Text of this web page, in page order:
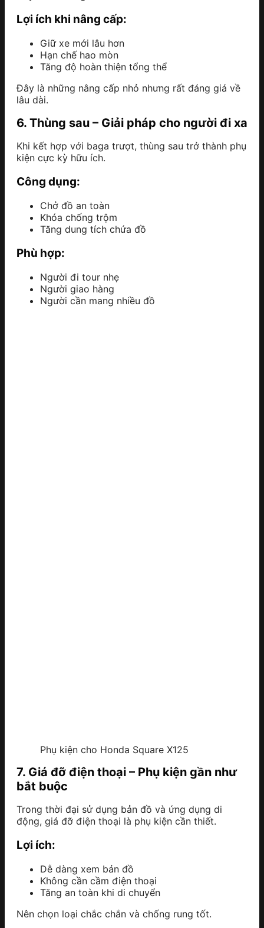
Lợi ích khi nâng cấp:
Giữ xe mới lâu hơn
Hạn chế hao mòn
Tăng độ hoàn thiện tổng thể
Đây là những nâng cấp nhỏ nhưng rất đáng giá về
lâu dài.
6. Thùng sau – Giải pháp cho người đi xa
Khi kết hợp với baga trượt, thùng sau trở thành phụ
kiện cực kỳ hữu ích.
Công dụng:
Chở đồ an toàn
Khóa chống trộm
Tăng dung tích chứa đồ
Phù hợp:
Người đi tour nhẹ
Người giao hàng
Người cần mang nhiều đồ
Phụ kiện cho Honda Square X125
7. Giá đỡ điện thoại – Phụ kiện gần như
bắt buộc
Trong thời đại sử dụng bản đồ và ứng dụng di
động, giá đỡ điện thoại là phụ kiện cần thiết.
Lợi ích:
Dễ dàng xem bản đồ
Không cần cầm điện thoại
Tăng an toàn khi di chuyển
Nên chọn loại chắc chắn và chống rung tốt.